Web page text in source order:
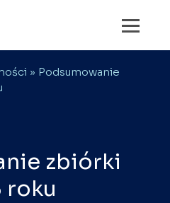
» Podsumowanie
zbiórki
roku